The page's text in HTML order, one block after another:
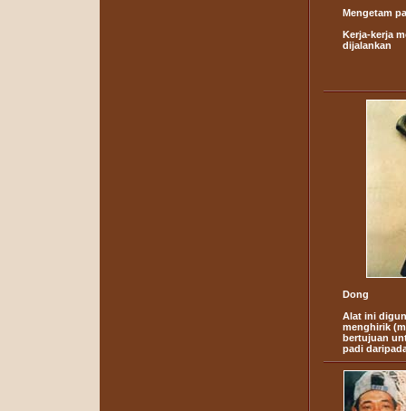
Mengetam
Kerja-kerja
dijalankan
Dong
Alat ini
menghirik
bertujuan
padi